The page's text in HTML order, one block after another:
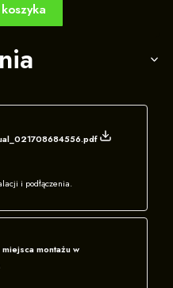
i podłączenia.
montażu w